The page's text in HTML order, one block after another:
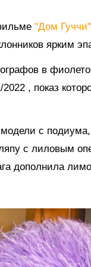
"Дом Гуччи"
ярким
в
2022 , показ
с
с лиловым
дополнила